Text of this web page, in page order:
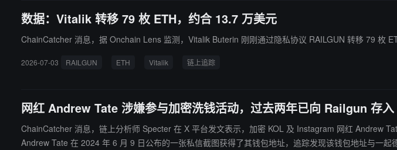
数据：Vitalik 转移 79 枚 ETH，约合 13.7 万美元
ChainCatcher 消息，据 Onchain Lens 监测，Vitalik Buterin 刚刚通过隐私协议 RAILGUN 转移 79 枚
2026-07-03 RAILGUN ETH Vitalik 链上追踪
网红 Andrew Tate 涉嫌参与加密洗钱活动，过去两年已向 Railgun 存
ChainCatcher 消息，链上分析师 Specter 在 X 平台发文表示，加密 KOL 及 Instagram 网红 Andrew Tate 可
Andrew Tate 在 2024 年 6 月 9 日公布的一张私信截图获得了其钱包地址，追踪发现该钱包地址与一